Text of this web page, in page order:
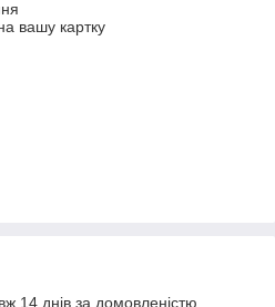
вашу картку
14 днів за домовленістю